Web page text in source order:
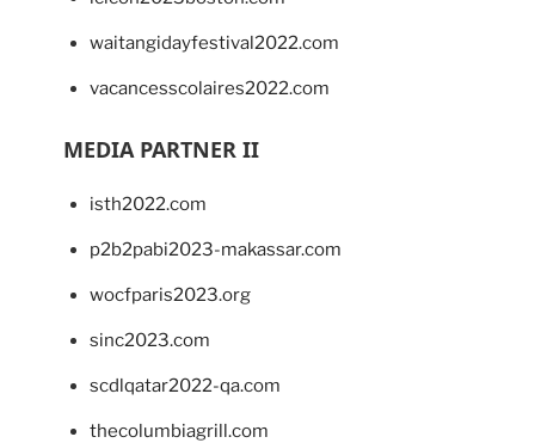
waitangidayfestival2022.com
vacancesscolaires2022.com
MEDIA PARTNER II
isth2022.com
p2b2pabi2023-makassar.com
wocfparis2023.org
sinc2023.com
scdlqatar2022-qa.com
thecolumbiagrill.com